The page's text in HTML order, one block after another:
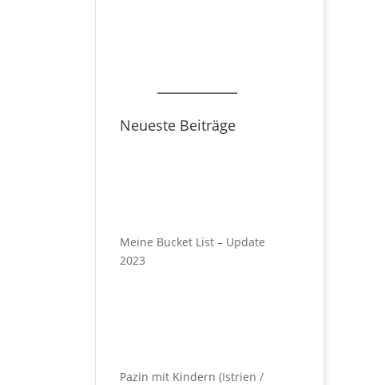
Neueste Beiträge
Meine Bucket List – Update
2023
Pazin mit Kindern (Istrien /